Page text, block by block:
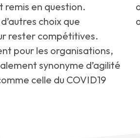
remis en question.
choix que
rester compétitives.
pour les organisations,
synonyme d’agilité
celle du COVID19